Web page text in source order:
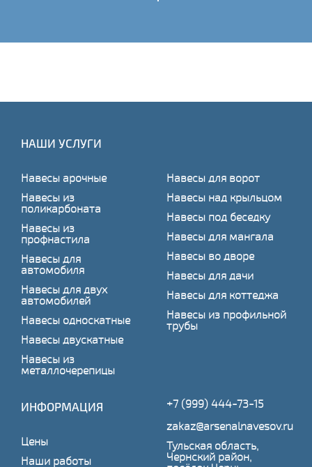
НАШИ УСЛУГИ
Навесы арочные
Навесы из
поликарбоната
Навесы из
профнастила
Навесы для
автомобиля
Навесы для двух
автомобилей
Навесы односкатные
Навесы двускатные
Навесы из
металлочерепицы
Навесы для ворот
Навесы над крыльцом
Навесы под беседку
Навесы для мангала
Навесы во дворе
Навесы для дачи
Навесы для коттеджа
Навесы из профильной
трубы
ИНФОРМАЦИЯ
Цены
Наши работы
+7 (999) 444-73-15
zakaz@arsenalnavesov.ru
Тульская область,
Чернский район,